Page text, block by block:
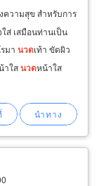
ความสุข สำหรับการ
ส่ เสมือนท่านเป็น
มา นวดเท้า ขัดผิว
าใสนวดหน้าใส